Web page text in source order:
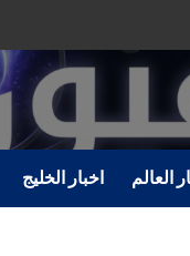
اخبار الخليج العالم